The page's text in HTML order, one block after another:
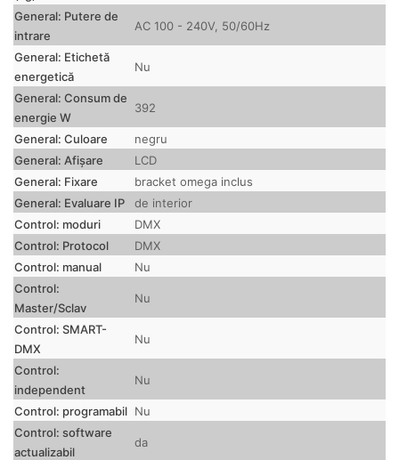
General: Putere de
intrare
AC 100 - 240V, 50/60Hz
General: Etichetă
energetică
Nu
General: Consum de
energie W
392
General: Culoare
negru
General: Afișare
LCD
General: Fixare
bracket omega inclus
General: Evaluare IP
de interior
Control: moduri
DMX
Control: Protocol
DMX
Control: manual
Nu
Control:
Master/Sclav
Nu
Control: SMART-
DMX
Nu
Control:
independent
Nu
Control: programabil Nu
Control: software
actualizabil
da